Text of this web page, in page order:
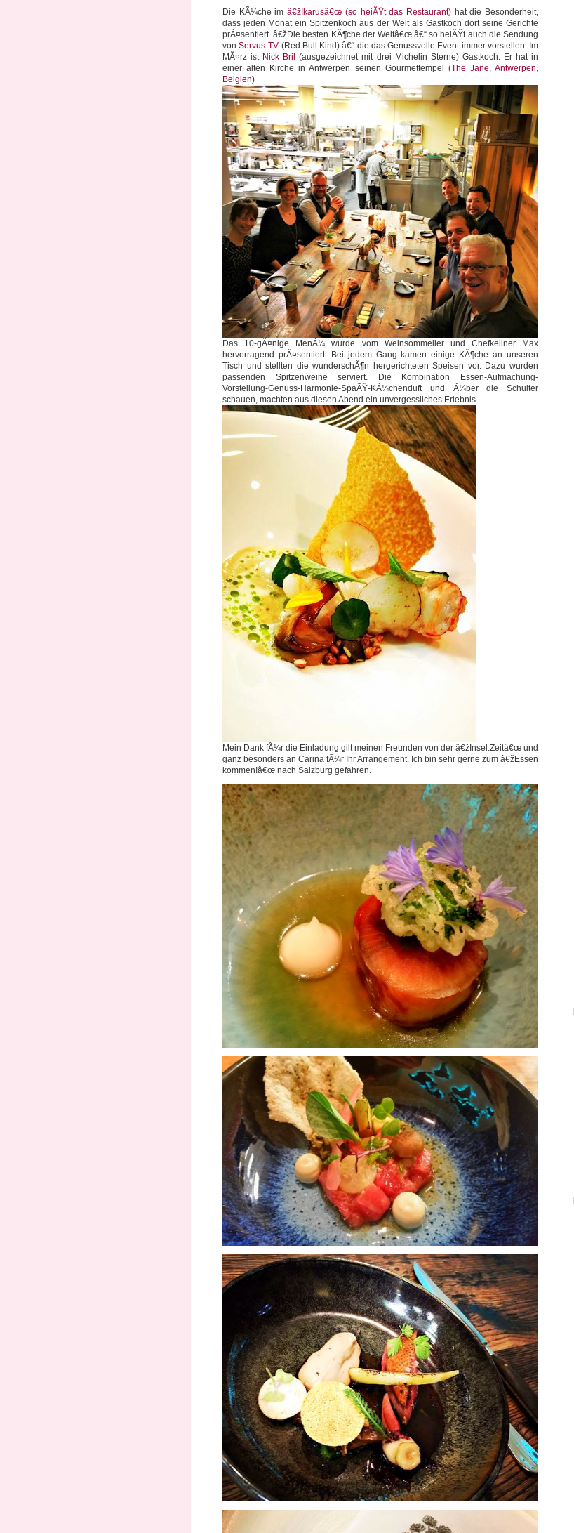
Die KÃ¼che imâ€žIkarusâ€œ (so heiÃŸt das Restaurant)hat die Besonderheit,
dass jeden Monat ein Spitzenkoch aus der Welt als Gastkoch dort seine Gerichte
prÃ¤sentiert. â€žDie besten KÃ¶che der Weltâ€œ â€“ so heiÃŸt auch die Sendung
vonServus-TV (Red Bull Kind) â€“ die das Genussvolle Event immer vorstellen. Im
MÃ¤rz ist Nick Bril
(ausgezeichnet mit drei Michelin Sterne) Gastkoch. Er hat in
einer alten Kirche in Antwerpen seinen Gourmettempel (The Jane, Antwerpen,
Belgien)
Das 10-gÃ¤nige MenÃ¼ wurde vom Weinsommelier und Chefkellner Max
hervorragend prÃ¤sentiert. Bei jedem Gang kamen einige KÃ¶che an unseren
Tisch und stellten die wunderschÃ¶n hergerichteten Speisen vor. Dazu wurden
passenden Spitzenweine serviert. Die Kombination Essen-Aufmachung-
Vorstellung-Genuss-Harmonie-SpaÃŸ-KÃ¼chenduft und Ã¼ber die Schulter
schauen, machten aus diesen Abend ein unvergessliches Erlebnis.
Mein Dank fÃ¼r die Einladung gilt meinen Freunden von der â€žInsel.Zeitâ€œ und
ganz besonders an Carina fÃ¼r Ihr Arrangement. Ich bin sehr gerne zum â€žEssen
kommen!â€œ nach Salzburg gefahren.